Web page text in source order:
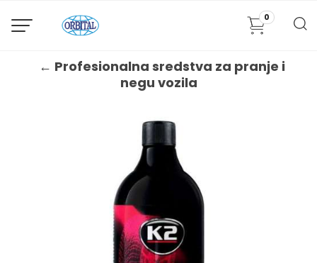
0
← Profesionalna sredstva za pranje i
negu vozila